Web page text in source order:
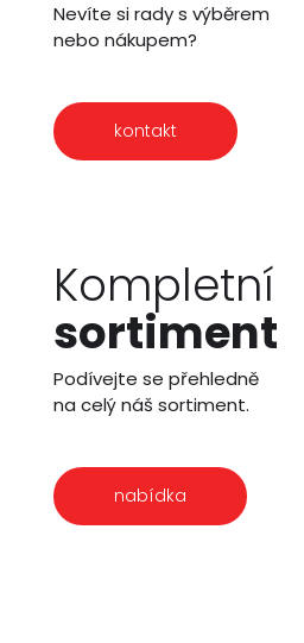
Nevíte si rady s výběrem
nebo nákupem?
kontakt
Kompletní
sortiment
Podívejte se přehledně
na celý náš sortiment.
nabídka